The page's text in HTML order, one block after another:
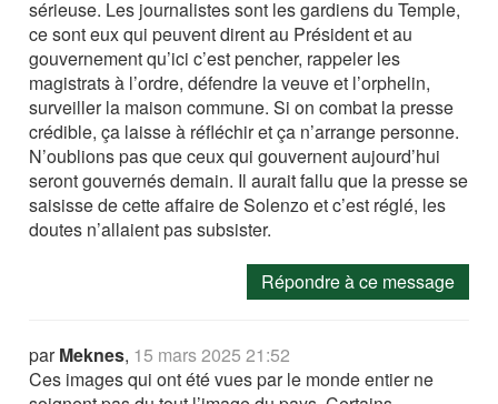
sérieuse. Les journalistes sont les gardiens du Temple,
ce sont eux qui peuvent dirent au Président et au
gouvernement qu’ici c’est pencher, rappeler les
magistrats à l’ordre, défendre la veuve et l’orphelin,
surveiller la maison commune. Si on combat la presse
crédible, ça laisse à réfléchir et ça n’arrange personne.
N’oublions pas que ceux qui gouvernent aujourd’hui
seront gouvernés demain. Il aurait fallu que la presse se
saisisse de cette affaire de Solenzo et c’est réglé, les
doutes n’allaient pas subsister.
Répondre à ce message
parMeknes, 15 mars 2025 21:52
Ces images qui ont été vues par le monde entier ne